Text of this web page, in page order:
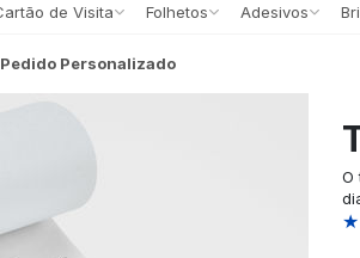
de Visita Folhetos Adesivos
Personalizado
O